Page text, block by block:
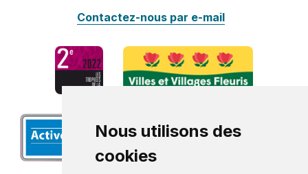
Nous utilisons des
cookies
Contactez-nous par e-mail